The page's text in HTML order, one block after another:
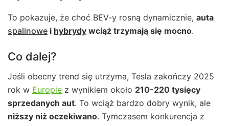
To pokazuje, że choć BEV-y rosną dynamicznie, auta
spalinowe i hybrydy wciąż trzymają się mocno.
Co dalej?
Jeśli obecny trend się utrzyma, Tesla zakończy 2025
rok w Europie z wynikiem około 210-220 tysięcy
sprzedanych aut. To wciąż bardzo dobry wynik, ale
niższy niż oczekiwano. Tymczasem konkurencja z